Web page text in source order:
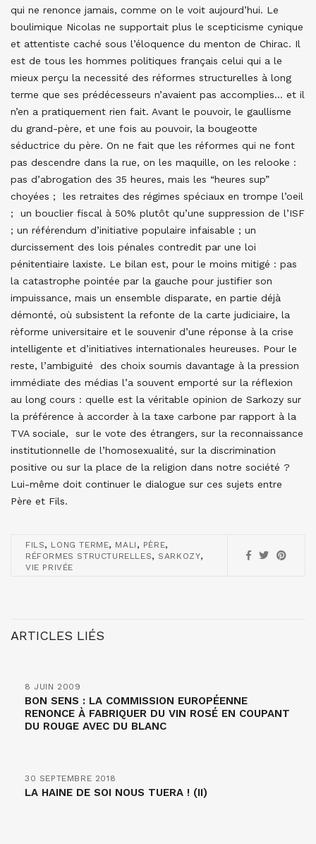
qui ne renonce jamais, comme on le voit aujourd’hui. Le
boulimique Nicolas ne supportait plus le scepticisme cynique
et attentiste caché sous l’éloquence du menton de Chirac. Il
est de tous les hommes politiques français celui qui a le
mieux perçu la necessité des réformes structurelles à long
terme que ses prédécesseurs n’avaient pas accomplies… et il
n’en a pratiquement rien fait. Avant le pouvoir, le gaullisme
du grand-père, et une fois au pouvoir, la bougeotte
séductrice du père. On ne fait que les réformes qui ne font
pas descendre dans la rue, on les maquille, on les relooke :
pas d’abrogation des 35 heures, mais les “heures sup”
choyées ; les retraites des régimes spéciaux en trompe l’oeil
; un bouclier fiscal à 50% plutôt qu’une suppression de l’ISF
; un référendum d’initiative populaire infaisable ; un
durcissement des lois pénales contredit par une loi
pénitentiaire laxiste. Le bilan est, pour le moins mitigé : pas
la catastrophe pointée par la gauche pour justifier son
impuissance, mais un ensemble disparate, en partie déjà
démonté, où subsistent la refonte de la carte judiciaire, la
rèforme universitaire et le souvenir d’une réponse à la crise
intelligente et d’initiatives internationales heureuses. Pour le
reste, l’ambiguïté des choix soumis davantage à la pression
immédiate des médias l’a souvent emporté sur la réflexion
au long cours : quelle est la véritable opinion de Sarkozy sur
la préférence à accorder à la taxe carbone par rapport à la
TVA sociale, sur le vote des étrangers, sur la reconnaissance
institutionnelle de l’homosexualité, sur la discrimination
positive ou sur la place de la religion dans notre société ?
Lui-même doit continuer le dialogue sur ces sujets entre
Père et Fils.
FILS, LONG TERME, MALI , PÈRE,
RÉFORMES STRUCTURELLES, SARKOZY,
VIE PRIVÉE
ARTICLES LIÉS
8 JUIN 2009
BON SENS : LA COMMISSION EUROPÉENNE
RENONCE À FABRIQUER DU VIN ROSÉ EN COUPANT
DU ROUGE AVEC DU BLANC
30 SEPTEMBRE 2018
LA HAINE DE SOI NOUS TUERA ! (II)